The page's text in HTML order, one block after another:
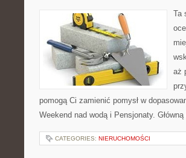
Ta
aż
pomogą Ci zamienić pomysł w
Weekend nad wodą i Pensjonaty.
CATEGORIES: NIERUCHOMOŚCI